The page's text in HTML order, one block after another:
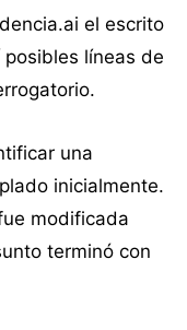
el escrito
líneas de
una
inicialmente.
modificada
terminó con